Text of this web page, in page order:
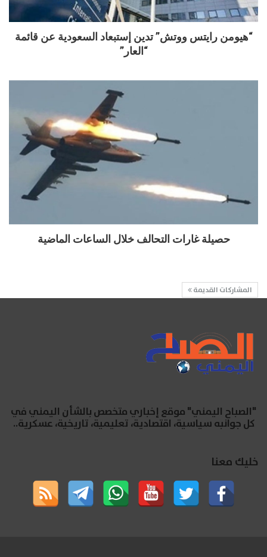
“هيومن رايتس ووتش” تدين إستبعاد السعودية عن قائمة
“العار”
حصيلة غارات التحالف خلال الساعات الماضية
المشاركات القديمة
"الصباح اليمني" موقع إخباري متخصص بالشأن اليمني في
كل جوانبه سياسية، اقتصادية، تعليمية، تاريخية، عسكرية..
خليك معنا